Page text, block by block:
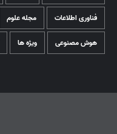
فناوری اطلاعات مجله علوم
هوش مصنوعی ویژه ها